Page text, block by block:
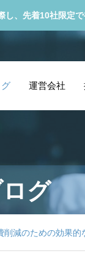
、先着10社限定
運営会社
グ
削減のための効果的